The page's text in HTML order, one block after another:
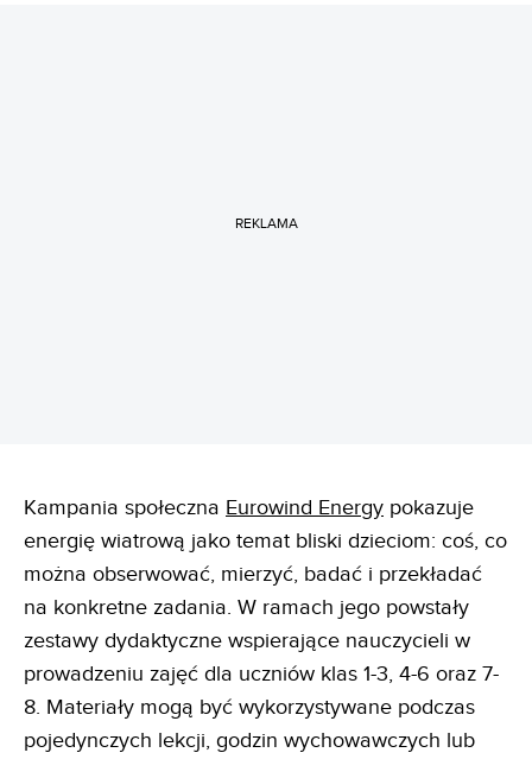
REKLAMA
Kampania społeczna Eurowind Energy pokazuje
energię wiatrową jako temat bliski dzieciom: coś, co
można obserwować, mierzyć, badać i przekładać
na konkretne zadania. W ramach jego powstały
zestawy dydaktyczne wspierające nauczycieli w
prowadzeniu zajęć dla uczniów klas 1-3, 4-6 oraz 7-
8. Materiały mogą być wykorzystywane podczas
pojedynczych lekcji, godzin wychowawczych lub